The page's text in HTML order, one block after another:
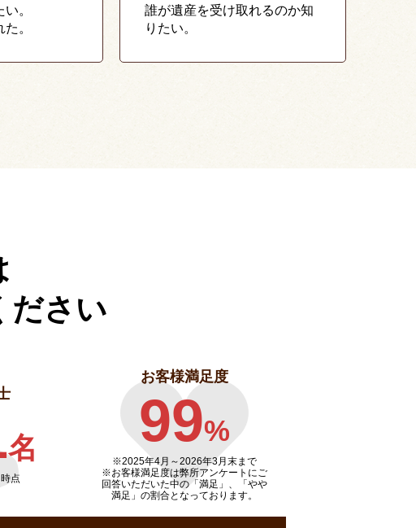
。
。
誰が遺産を受け取れるのか知
りたい。
ださい
名
点
お客様満足度
99%
※2025年4月～2026年3月末まで
※お客様満足度は弊所アンケートにご
回答いただいた中の「満足」、「やや
満足」の割合となっております。